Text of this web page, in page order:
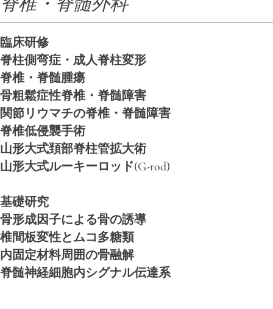
脊椎・脊髄外科
​​臨床研修
脊柱側弯症・成人脊柱変形
脊椎・脊髄腫瘍
骨粗鬆症性脊椎・脊髄障害
関節リウマチの脊椎・脊髄障害
脊椎低侵襲手術
山形大式頚部脊柱管拡大術
山形大式ルーキーロッド(G-rod)
基礎研究
骨形成因子による骨の誘導
椎間板変性とムコ多糖類
内固定材料周囲の骨融解
脊髄神経細胞内シグナル伝達系